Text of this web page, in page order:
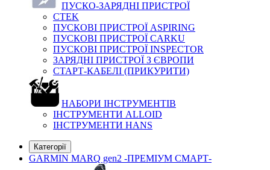
ПУСКО-ЗАРЯДНІ ПРИСТРОЇ
CTEK
ПУСКОВІ ПРИСТРОЇ ASPIRING
ПУСКОВІ ПРИСТРОЇ CARKU
ПУСКОВІ ПРИСТРОЇ INSPECTOR
ЗАРЯДНІ ПРИСТРОЇ З ЄВРОПИ
СТАРТ-КАБЕЛІ (ПРИКУРИТИ)
НАБОРИ ІНСТРУМЕНТІВ
ІНСТРУМЕНТИ ALLOID
ІНСТРУМЕНТИ HANS
Категорії
GARMIN MARQ gen2 -ПРЕМІУМ СМАРТ-